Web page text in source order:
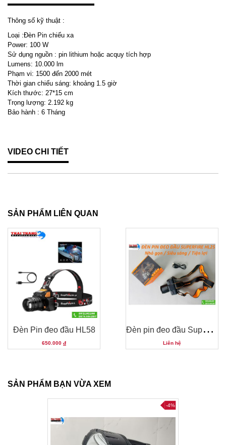
Thông số kỹ thuật :
Loại :Đèn Pin chiếu xa
Power: 100 W
Sử dụng nguồn : pin lithium hoặc acquy tích hợp
Lumens: 10.000 lm
Phạm vi: 1500 đến 2000 mét
Thời gian chiếu sáng: khoảng 1.5 giờ
Kích thước: 27*15 cm
Trọng lượng: 2.192 kg
Bảo hành : 6 Tháng
VIDEO CHI TIẾT
SẢN PHẨM LIÊN QUAN
Đèn Pin đeo đầu HL58
650.000 đ
Đ
èn pin đeo đầu SuperFire HL25
Liên hệ
SẢN PHẨM BẠN VỪA XEM
-4%